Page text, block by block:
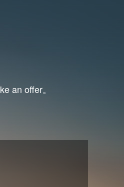
an offer。